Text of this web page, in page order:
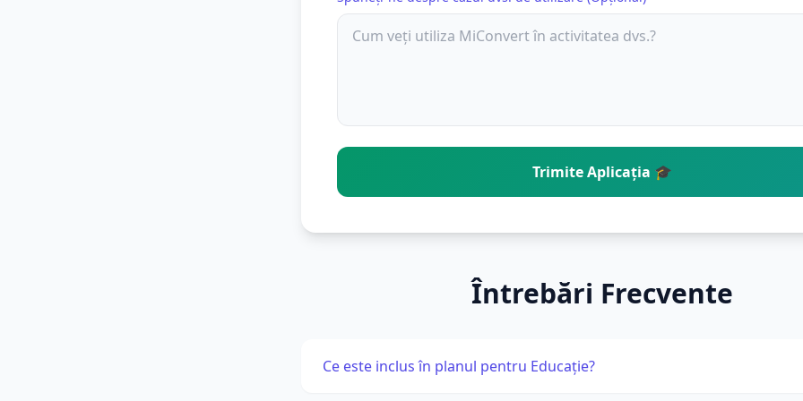
Trimite Aplicația 🎓
Întrebări Frecvente
Ce este inclus în planul pentru Educație?